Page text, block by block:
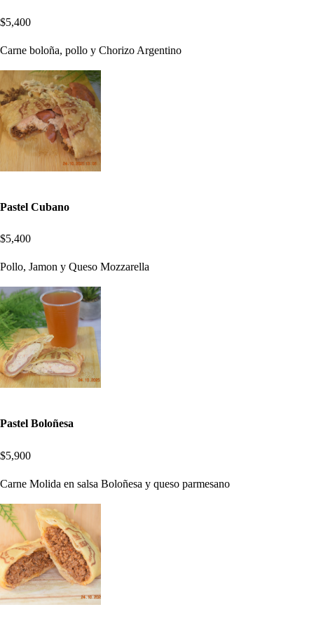
$5,400
Carne boloña, pollo y Chorizo Argentino
Pastel Cubano
$5,400
Pollo, Jamon y Queso Mozzarella
Pastel Boloñesa
$5,900
Carne Molida en salsa Boloñesa y queso parmesano